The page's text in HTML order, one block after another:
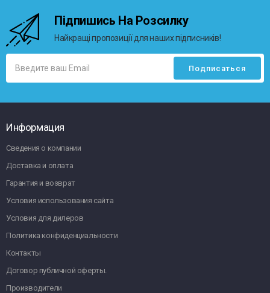
Підпишись На Розсилку
Найкращі пропозиції для наших підписників!
Информация
Сведения о компании
Доставка и оплата
Гарантия и возврат
Условия использования сайта
Условия для дилеров
Политика конфиденциальности
Контакты
Договор публичной оферты.
Производители